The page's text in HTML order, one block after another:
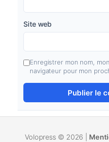
Site web
Enregistrer mon nom,
navigateur pour mon
Volopress © 2026 |